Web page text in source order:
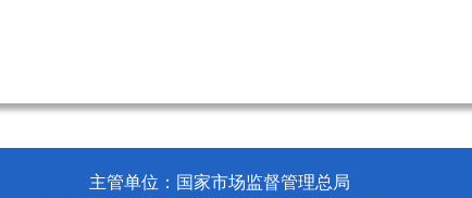
主管单位：国家市场监督管理总局